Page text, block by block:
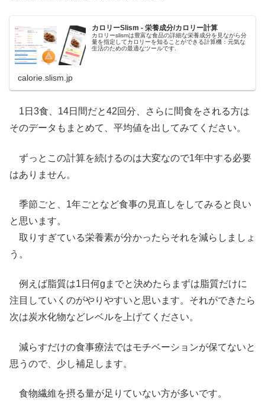
カロリーSlism - 栄養成分/カロリー計算
カロリーslismは豊富な食品の詳細な栄養成分を見ながら分
量を指定してカロリーを知ることができる計算機：元気な
生活のための最適なツールです.
calorie.slism.jp
1日3食、14日間だと42回分、さらに間食をされる方は
そのデータもまとめて、平均値を出してみてください。
ずっとこの計算を続けるのは大変なので1年中する必要
はありません。
季節ごと、1年ごとなど食事の見直しをしてみると良い
と思います。
取りすぎている栄養素が分かったらそれを減らしましょ
う。
例えば脂質は1日何gまでと決めたらまずは脂質だけに
注目していくのがやりやすいと思います。それができたら
次は炭水化物などレベルを上げてください。
減らすだけの食事療法ではモチベーションが保てないと
思うので、少し補足します。
食物繊維を摂る量が足りていない方が多いです。